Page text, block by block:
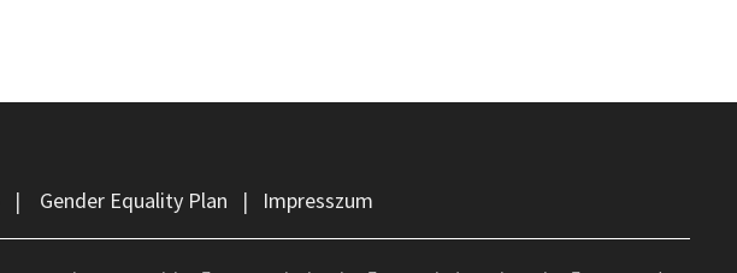
| Gender Equality Plan | Impresszum